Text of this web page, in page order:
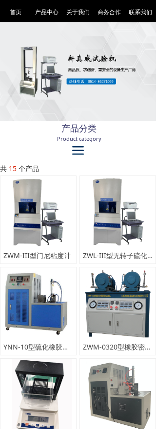
首页 产品中心 关于我们 商务合作 联系我们
产品分类
Product category
共 15 个产品
ZWM-III型门尼粘度计 ZWL-III型无转子硫化仪
YNN-10型硫化橡胶压缩耐寒系数测定仪 ZWM-0320型橡胶密封圈性能试验机
끀